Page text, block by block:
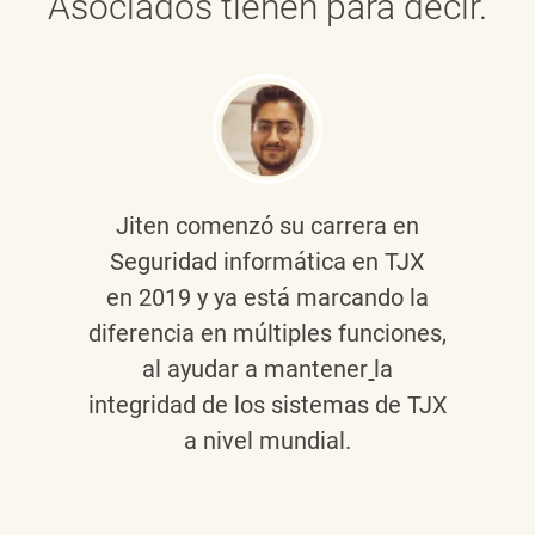
Jiten comenzó su carrera en
Seguridad informática en TJX
en 2019 y ya está marcando la
diferencia en múltiples funciones,
al ayudar a mantener la
integridad de los sistemas de TJX
a nivel mundial.